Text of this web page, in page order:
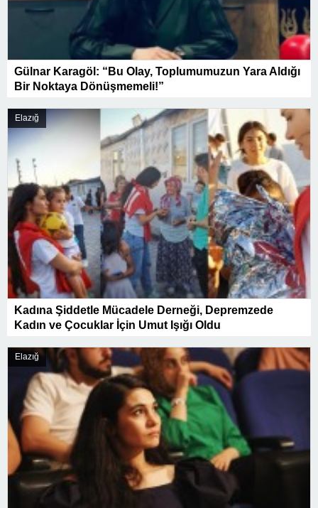
Gülnar Karagöl: “Bu Olay, Toplumumuzun Yara Aldığı
Bir Noktaya Dönüşmemeli!”
Elazığ
Kadına Şiddetle Mücadele Derneği, Depremzede
Kadın ve Çocuklar İçin Umut Işığı Oldu
Elazığ